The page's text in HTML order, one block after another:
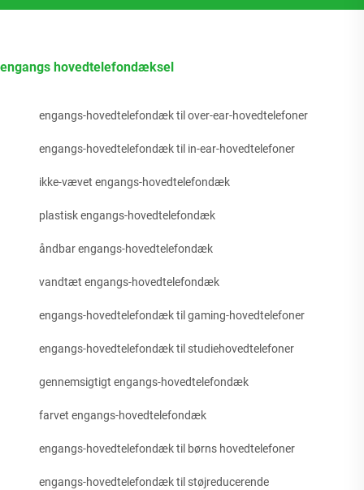
engangs hovedtelefondæksel
engangs-hovedtelefondæk til over-ear-hovedtelefoner
engangs-hovedtelefondæk til in-ear-hovedtelefoner
ikke-vævet engangs-hovedtelefondæk
plastisk engangs-hovedtelefondæk
åndbar engangs-hovedtelefondæk
vandtæt engangs-hovedtelefondæk
engangs-hovedtelefondæk til gaming-hovedtelefoner
engangs-hovedtelefondæk til studiehovedtelefoner
gennemsigtigt engangs-hovedtelefondæk
farvet engangs-hovedtelefondæk
engangs-hovedtelefondæk til børns hovedtelefoner
engangs-hovedtelefondæk til støjreducerende